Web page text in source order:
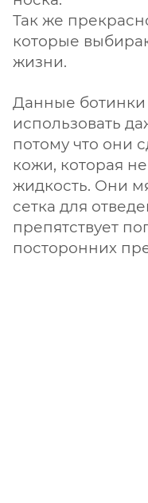
Так же
которые
жизни.
Данные
использовать
потому что они
кожи, которая
жидкость. Они
сетка для
препятствует
посторонних